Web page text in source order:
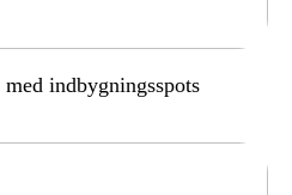
indbygningsspots